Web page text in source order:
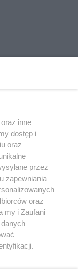
powielany i
sposób (w
polu
w
użycie lub
prawa,
kary i może być
inne
dostęp i
oraz
przez
zapewniania
oraz
my i Zaufani